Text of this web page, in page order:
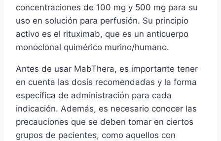
concentraciones de 100 mg y 500 mg para su
uso en solución para perfusión. Su principio
activo es el rituximab, que es un anticuerpo
monoclonal quimérico murino/humano.
Antes de usar MabThera, es importante tener
en cuenta las dosis recomendadas y la forma
específica de administración para cada
indicación. Además, es necesario conocer las
precauciones que se deben tomar en ciertos
grupos de pacientes, como aquellos con